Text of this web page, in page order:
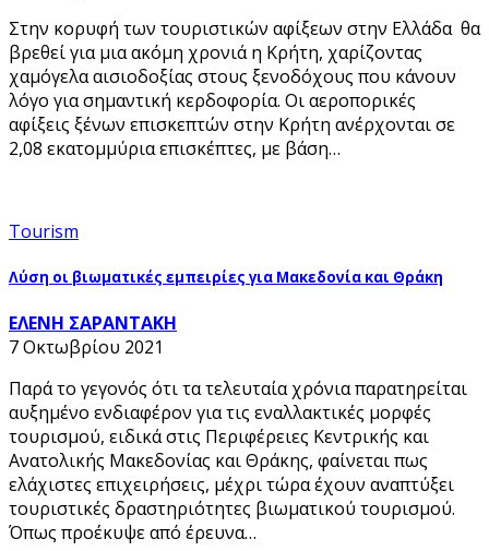
Στην κορυφή των τουριστικών αφίξεων στην Ελλάδα θα
βρεθεί για μια ακόμη χρονιά η Κρήτη, χαρίζοντας
χαμόγελα αισιοδοξίας στους ξενοδόχους που κάνουν
λόγο για σημαντική κερδοφορία. Οι αεροπορικές
αφίξεις ξένων επισκεπτών στην Κρήτη ανέρχονται σε
2,08 εκατομμύρια επισκέπτες, με βάση…
Tourism
Λύση οι βιωματικές εμπειρίες για Μακεδονία και Θράκη
ΕΛΕΝΗ ΣΑΡΑΝΤΑΚΗ
7 Οκτωβρίου 2021
Παρά το γεγονός ότι τα τελευταία χρόνια παρατηρείται
αυξημένο ενδιαφέρον για τις εναλλακτικές μορφές
τουρισμού, ειδικά στις Περιφέρειες Κεντρικής και
Ανατολικής Μακεδονίας και Θράκης, φαίνεται πως
ελάχιστες επιχειρήσεις, μέχρι τώρα έχουν αναπτύξει
τουριστικές δραστηριότητες βιωματικού τουρισμού.
Όπως προέκυψε από έρευνα…